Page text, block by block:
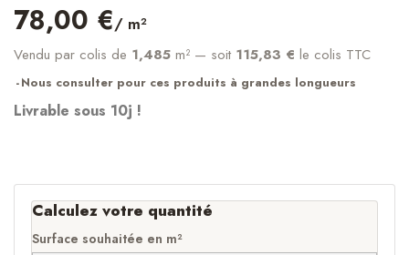
78,00 €/ m²
Vendu par colis de 1,485 m² — soit 115,83 € le colis TTC
Nous consulter pour ces produits à grandes longueurs
Livrable sous 10j !
Calculez votre quantité
Surface souhaitée en m²